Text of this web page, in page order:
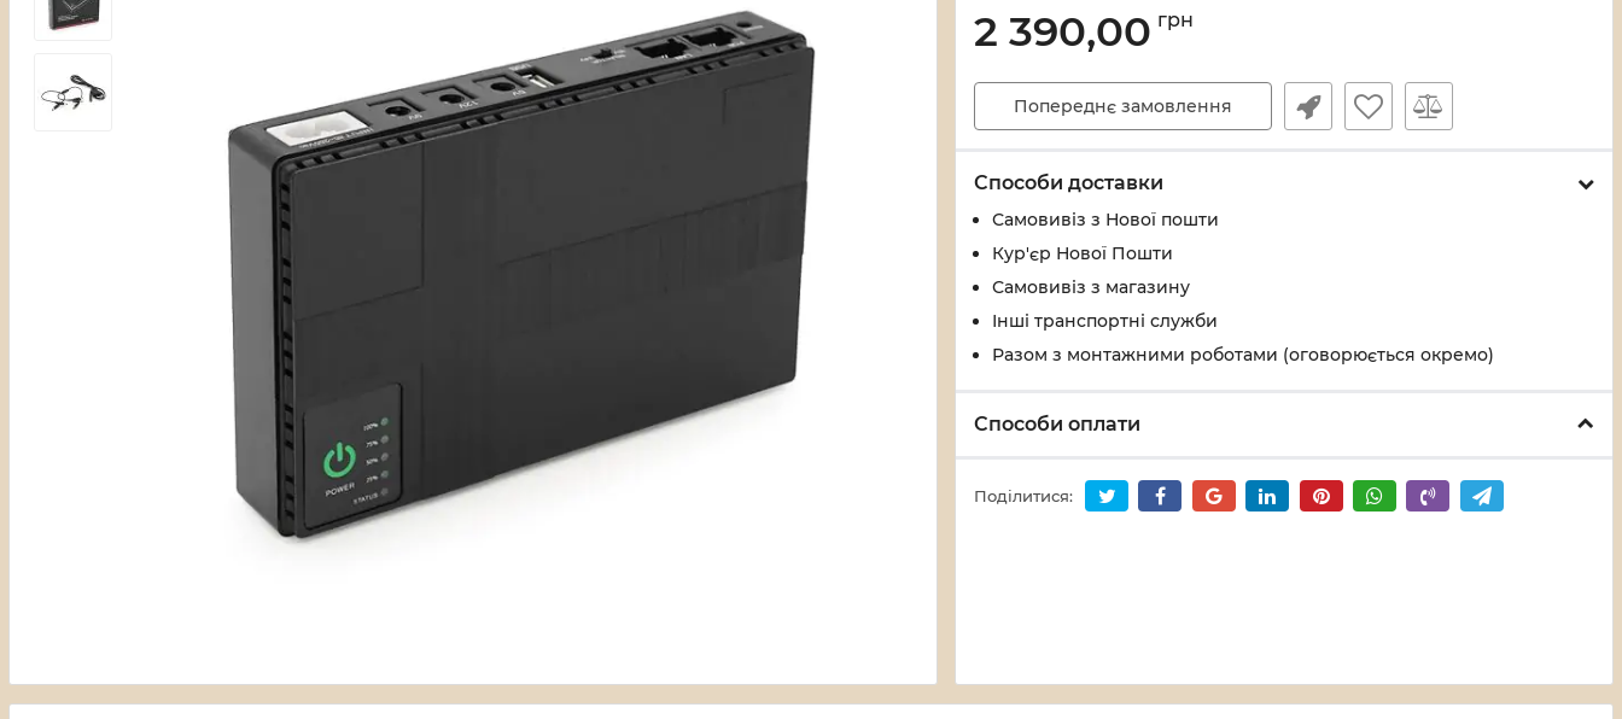
2 390,00 грн
Попереднє замовлення
Способи доставки
Самовивіз з Нової пошти
Кур'єр Нової Пошти
Самовивіз з магазину
Інші транспортні служби
Разом з монтажними роботами (оговорюється окремо)
Способи оплати
Поділитися: